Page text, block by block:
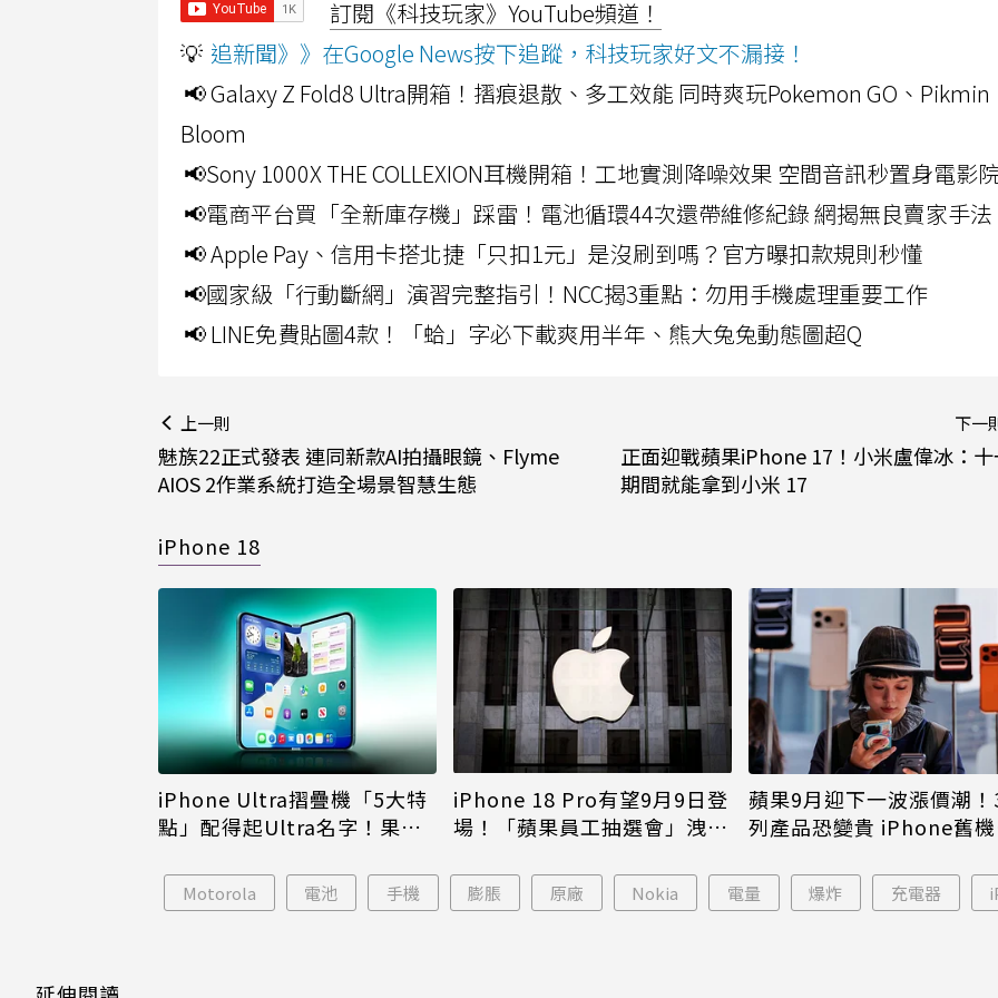
訂閱《科技玩家》YouTube頻道！
💡 追新聞》》在Google News按下追蹤，科技玩家好文不漏接！
📢 Galaxy Z Fold8 Ultra開箱！摺痕退散、多工效能 同時爽玩Pokemon GO、Pikmin
Bloom
📢Sony 1000X THE COLLEXION耳機開箱！工地實測降噪效果 空間音訊秒置身電影
📢電商平台買「全新庫存機」踩雷！電池循環44次還帶維修紀錄 網揭無良賣家手法
📢 Apple Pay、信用卡搭北捷「只扣1元」是沒刷到嗎？官方曝扣款規則秒懂
📢國家級「行動斷網」演習完整指引！NCC揭3重點：勿用手機處理重要工作
📢 LINE免費貼圖4款！「蛤」字必下載爽用半年、熊大兔兔動態圖超Q
上一則
魅族22正式發表 連同新款AI拍攝眼鏡、Flyme
AIOS 2作業系統打造全場景智慧生態
下一
正面迎戰蘋果iPhone 17！小米盧偉冰：
期間就能拿到小米 17
iPhone 18
iPhone Ultra摺疊機「5大特
點」配得起Ultra名字！果粉
iPhone 18 Pro有望9月9日登
場！「蘋果員工抽選會」洩端
蘋果9月迎下一波漲價潮！
列產品恐變貴 iPhone舊機
Motorola 電池 手機 膨脹 原廠 Nokia 電量 爆炸 充電器